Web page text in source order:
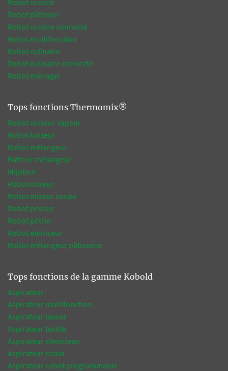
Robot pâtissier
Robot cuisine connecté
Robot multifonction
Robot culinaire
Robot culinaire connecté
Robot ménager
Tops fonctions Thermomix®
Robot cuiseur vapeur
Robot batteur
Robot mélangeur
Batteur mélangeur
Mijoteur
Robot mixeur
Robot mixeur soupe
Robot peseur
Robot pétrin
Robot éminceur
Robot mélangeur pâtisserie
Tops fonctions de la gamme Kobold
Aspirateur
Aspirateur multifonction
Aspirateur laveur
Aspirateur textile
Aspirateur silencieux
Aspirateur robot
Aspirateur robot programmable